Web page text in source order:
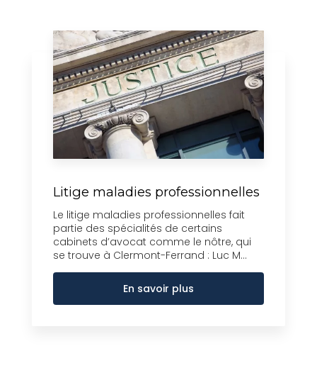
Litige maladies professionnelles
Le litige maladies professionnelles fait
partie des spécialités de certains
cabinets d’avocat comme le nôtre, qui
se trouve à Clermont-Ferrand : Luc M...
En savoir plus